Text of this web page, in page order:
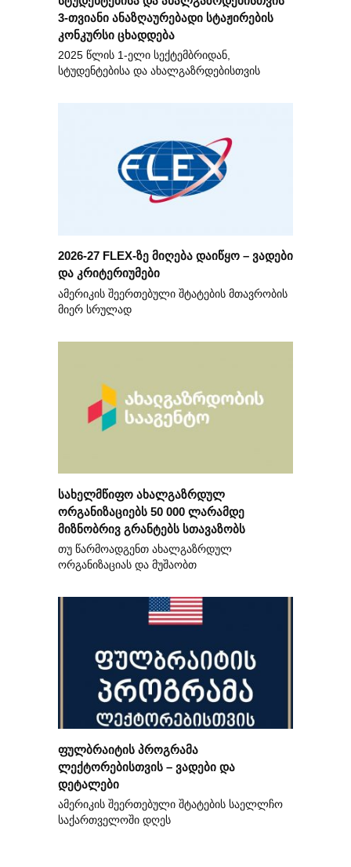
3-თვიანი ანაზღაურებადი სტაჟირების
კონკურსი ცხადდება
2025 წლის 1-ელი სექტემბრიდან,
სტუდენტებისა და ახალგაზრდებისთვის
2026-27 FLEX-ზე მიღება დაიწყო – ვადები
და კრიტერიუმები
ამერიკის შეერთებული შტატების მთავრობის
მიერ სრულად
სახელმწიფო ახალგაზრდულ
ორგანიზაციებს 50 000 ლარამდე
მიზნობრივ გრანტებს სთავაზობს
თუ წარმოადგენთ ახალგაზრდულ
ორგანიზაციას და მუშაობთ
ფულბრაიტის პროგრამა
ლექტორებისთვის – ვადები და
დეტალები
ამერიკის შეერთებული შტატების საელლჩო
საქართველოში დღეს